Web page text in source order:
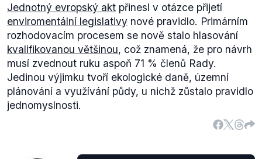
Jednotný evropský akt přinesl v otázce přijetí
enviromentální legislativy nové pravidlo. Primárním
rozhodovacím procesem se nově stalo hlasování
kvalifikovanou většinou, což znamená, že pro návrh
musí zvednout ruku aspoň 71 % členů Rady.
Jedinou výjimku tvoří ekologické daně, územní
plánování a využívání půdy, u nichž zůstalo pravidlo
jednomyslnosti.